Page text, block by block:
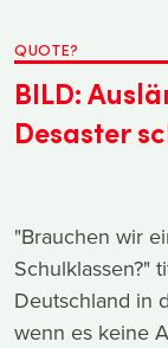
QUOTE?
BILD:
Desaster
"Brauchen wir
Schulklassen?"
Deutschland in
wenn es keine